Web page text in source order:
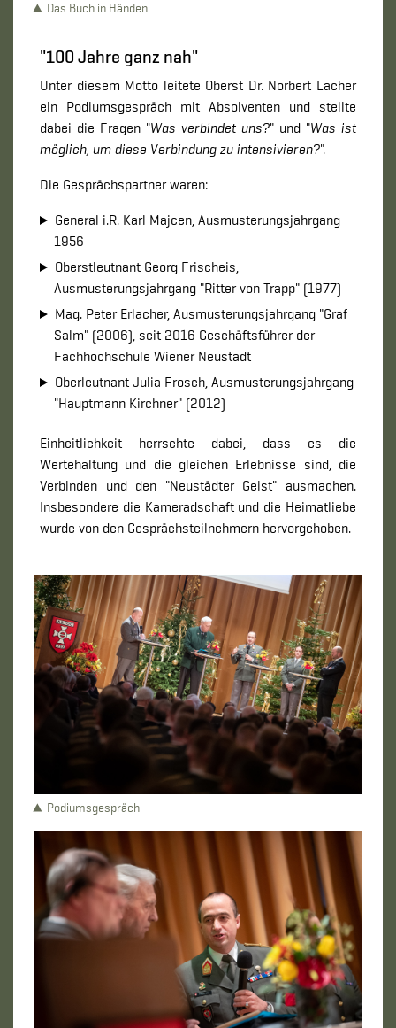
Das Buch in Händen
"100 Jahre ganz nah"
Unter diesem Motto leitete Oberst Dr. Norbert Lacher
ein Podiumsgespräch mit Absolventen und stellte
dabei die Fragen "Was verbindet uns?" und "Was ist
möglich, um diese Verbindung zu intensivieren?".
Die Gesprächspartner waren:
General i.R. Karl Majcen, Ausmusterungsjahrgang
1956
Oberstleutnant Georg Frischeis,
Ausmusterungsjahrgang "Ritter von Trapp" (1977)
Mag. Peter Erlacher, Ausmusterungsjahrgang "Graf
Salm" (2006), seit 2016 Geschäftsführer der
Fachhochschule Wiener Neustadt
Oberleutnant Julia Frosch, Ausmusterungsjahrgang
"Hauptmann Kirchner" (2012)
Einheitlichkeit herrschte dabei, dass es die
Wertehaltung und die gleichen Erlebnisse sind, die
Verbinden und den "Neustädter Geist" ausmachen.
Insbesondere die Kameradschaft und die Heimatliebe
wurde von den Gesprächsteilnehmern hervorgehoben.
Podiumsgespräch